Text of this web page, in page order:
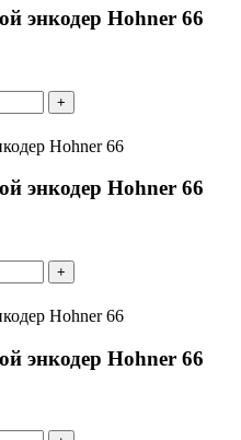
энкодер Hohner 66
+
энкодер Hohner 66
+
энкодер Hohner 66